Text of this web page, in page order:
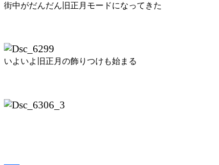
街中がだんだん旧正月モードになってきた
いよいよ旧正月の飾りつけも始まる